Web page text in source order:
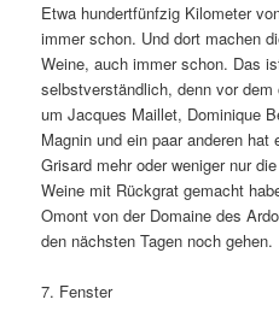
Etwa hundertfünfzig Kilometer
immer schon. Und dort machen
Weine, auch immer schon. Das
selbstverständlich, denn vor
um Jacques Maillet, Dominique
Magnin und ein paar anderen
Grisard mehr oder weniger nur
Weine mit Rückgrat gemacht
Omont von der Domaine des
den nächsten Tagen noch gehen.
7. Fenster